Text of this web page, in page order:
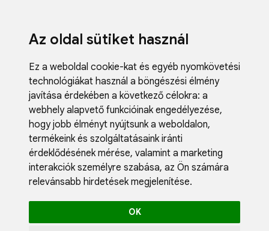
Az oldal sütiket használ
Ez a weboldal cookie-kat és egyéb nyomkövetési
technológiákat használ a böngészési élmény
javítása érdekében a következő célokra: a
webhely alapvető funkcióinak engedélyezése,
hogy jobb élményt nyújtsunk a weboldalon,
termékeink és szolgáltatásaink iránti
érdeklődésének mérése, valamint a marketing
interakciók személyre szabása, az Ön számára
relevánsabb hirdetések megjelenítése.
OK
Blog